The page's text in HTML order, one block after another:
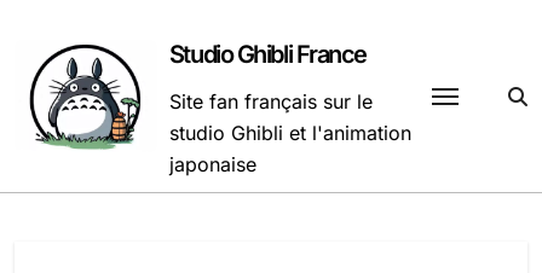
contenu
Studio Ghibli France
Site fan français sur le
studio Ghibli et l'animation
japonaise